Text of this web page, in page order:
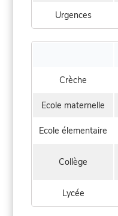
Urgences
Crèche
Ecole maternelle
Ecole élementaire
Collège
Lycée